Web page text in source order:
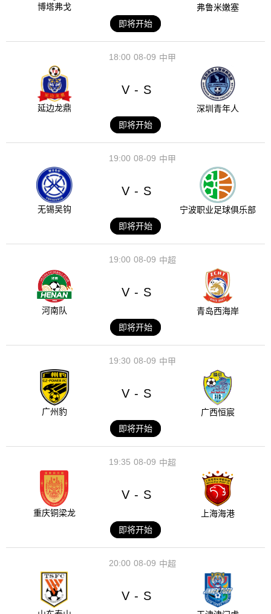
博塔弗戈
弗鲁米嫩塞
即将开始
08-09
18:00 中甲
延边龙鼎
V - S
深圳青年人
即将开始
08-09
19:00 中甲
无锡吴钩
V - S
宁波职业足球俱乐部
即将开始
08-09
19:00 中超
河南队
V - S
青岛西海岸
即将开始
08-09
19:30 中甲
广州豹
V - S
广西恒宸
即将开始
08-09
19:35 中超
重庆铜梁龙
V - S
上海海港
即将开始
08-09
20:00 中超
V - S